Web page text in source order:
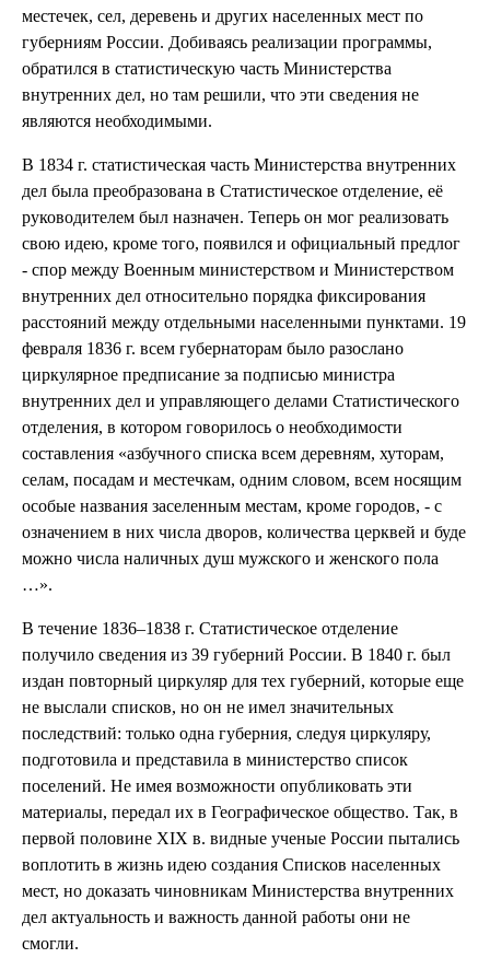
местечек, сел, деревень и других населенных мест по
губерниям России. Добиваясь реализации программы,
обратился в статистическую часть Министерства
внутренних дел, но там решили, что эти сведения не
являются необходимыми.
В 1834 г. статистическая часть Министерства внутренних
дел была преобразована в Статистическое отделение, её
руководителем был назначен. Теперь он мог реализовать
свою идею, кроме того, появился и официальный предлог
- спор между Военным министерством и Министерством
внутренних дел относительно порядка фиксирования
расстояний между отдельными населенными пунктами. 19
февраля 1836 г. всем губернаторам было разослано
циркулярное предписание за подписью министра
внутренних дел и управляющего делами Статистического
отделения, в котором говорилось о необходимости
составления «азбучного списка всем деревням, хуторам,
селам, посадам и местечкам, одним словом, всем носящим
особые названия заселенным местам, кроме городов, - с
означением в них числа дворов, количества церквей и буде
можно числа наличных душ мужского и женского пола
…».
В течение 1836–1838 г. Статистическое отделение
получило сведения из 39 губерний России. В 1840 г. был
издан повторный циркуляр для тех губерний, которые еще
не выслали списков, но он не имел значительных
последствий: только одна губерния, следуя циркуляру,
подготовила и представила в министерство список
поселений. Не имея возможности опубликовать эти
материалы, передал их в Географическое общество. Так, в
первой половине XIX в. видные ученые России пытались
воплотить в жизнь идею создания Списков населенных
мест, но доказать чиновникам Министерства внутренних
дел актуальность и важность данной работы они не
смогли.